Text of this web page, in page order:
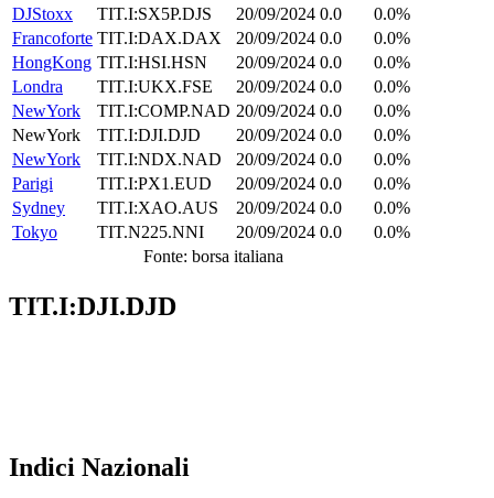
DJStoxx
TIT.I:SX5P.DJS 20/09/2024 0.0
0.0%
Francoforte TIT.I:DAX.DAX 20/09/2024 0.0
0.0%
HongKong TIT.I:HSI.HSN 20/09/2024 0.0
0.0%
Londra
TIT.I:UKX.FSE 20/09/2024 0.0
0.0%
NewYork
TIT.I:COMP.NAD 20/09/2024 0.0
0.0%
NewYork
TIT.I:DJI.DJD 20/09/2024 0.0
0.0%
NewYork
TIT.I:NDX.NAD 20/09/2024 0.0
0.0%
Parigi
TIT.I:PX1.EUD 20/09/2024 0.0
0.0%
Sydney
TIT.I:XAO.AUS 20/09/2024 0.0
0.0%
Tokyo
TIT.N225.NNI 20/09/2024 0.0
0.0%
Fonte: borsa italiana
TIT.I:DJI.DJD
Indici Nazionali